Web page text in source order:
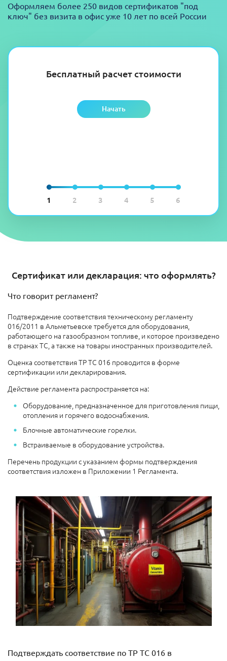
1 2 3 4 5 6
Бесплатный расчет стоимости
Начать
Оформляем более 250 видов сертификатов "под
ключ" без визита в офис уже 10 лет по всей России
Сертификат или декларация: что оформлять?
Что говорит регламент?
Подтверждение соответствия техническому регламенту
016/2011 в Альметьевске требуется для оборудования,
работающего на газообразном топливе, и которое произведено
в странах ТС, а также на товары иностранных производителей.
Оценка соответствия ТР ТС 016 проводится в форме
сертификации или декларирования.
Действие регламента распространяется на:
Оборудование, предназначенное для приготовления пищи,
отопления и горячего водоснабжения.
Блочные автоматические горелки.
Встраиваемые в оборудование устройства.
Перечень продукции с указанием формы подтверждения
соответствия изложен в Приложении 1 Регламента.
Подтверждать соответствие по ТР ТС 016 в